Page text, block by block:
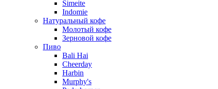
Simeite
Indomie
Натуральный кофе
Молотый кофе
Зерновой кофе
Пиво
Bali Hai
Cheerday
Harbin
Murphy's